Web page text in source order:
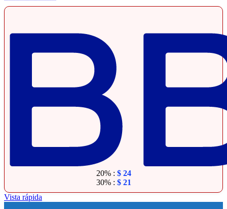
20% : $24
30% : $21
Vista rápida